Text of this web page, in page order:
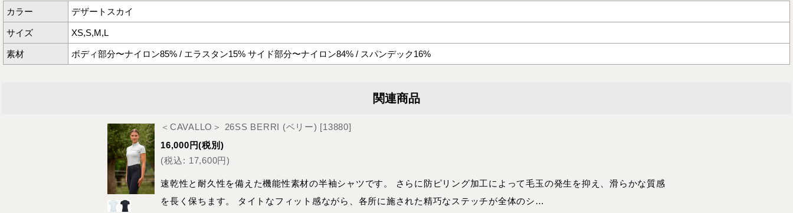
カラー デザートスカイ
サイズ XS,S,M,L
素材 ボディ部分〜ナイロン85% / エラスタン15% サイド部分〜ナイロン84% / スパンデック16%
関連商品
＜CAVALLO＞ 26SS BERRI (ベリー) [13880]
16,000 円(税別)
(税込: 17,600円)
速乾性と耐久性を備えた機能性素材の半袖シャツです。 さらに防ピリング加工によって毛玉の発生を抑え、滑らかな質感
を長く保ちます。 タイトなフィット感ながら、各所に施された精巧なステッチが全体のシ…